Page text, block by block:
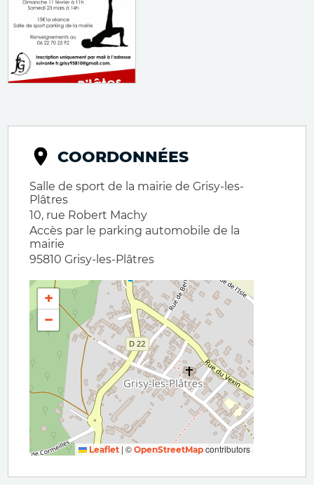
COORDONNÉES
Salle de sport de la mairie de Grisy-les-
Plâtres
10, rue Robert Machy
Accès par le parking automobile de la
mairie
95810 Grisy-les-Plâtres
+
−
Leaflet | ©OpenStreetMap contributors